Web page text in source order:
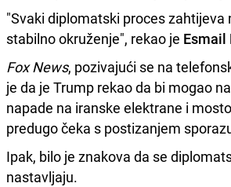
"Svaki diplomatski proces zahtijeva
stabilno okruženje", rekao je Esmail
Fox News, pozivajući se na
je da je Trump rekao da bi mogao
napade na iranske elektrane i
predugo čeka s postizanjem
Ipak, bilo je znakova da se
nastavljaju.